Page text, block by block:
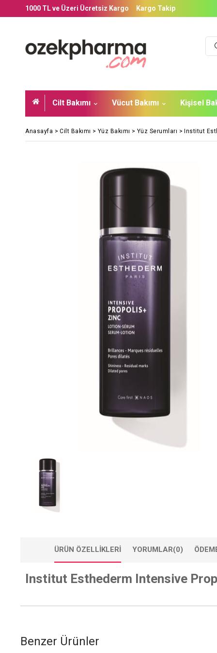
1000 TL ve Üzeri Ücretsiz Kargo Kargo Takip
Cilt Bakımı Vücut Bakımı Kişisel
Anasayfa > Cilt Bakımı > Yüz Bakımı > Yüz Serumları > Institut
ÜRÜN ÖZELLIKLERI YORUMLAR(0)
Institut Esthederm Intensive
Benzer Ürünler